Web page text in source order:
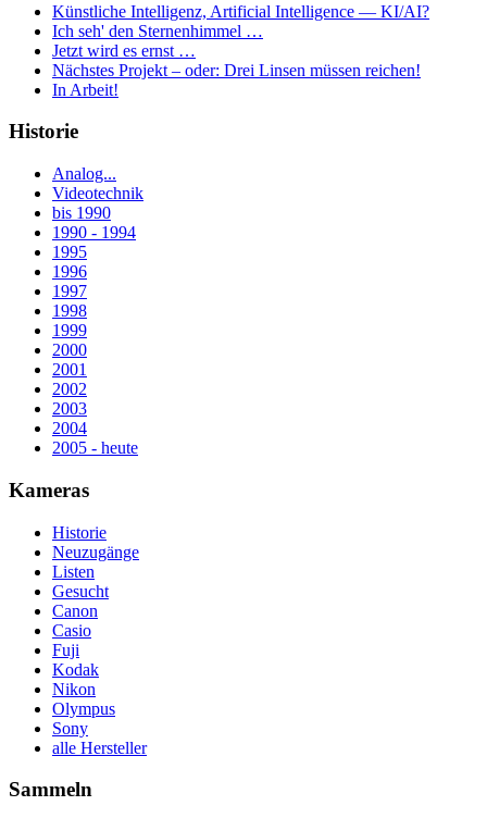
Künstliche Intelligenz, Artificial Intelligence — KI/AI?
Ich seh' den Sternenhimmel …
Jetzt wird es ernst …
Nächstes Projekt – oder: Drei Linsen müssen reichen!
In Arbeit!
Historie
Analog...
Videotechnik
bis 1990
1990 - 1994
1995
1996
1997
1998
1999
2000
2001
2002
2003
2004
2005 - heute
Kameras
Historie
Neuzugänge
Listen
Gesucht
Canon
Casio
Fuji
Kodak
Nikon
Olympus
Sony
alle Hersteller
Sammeln